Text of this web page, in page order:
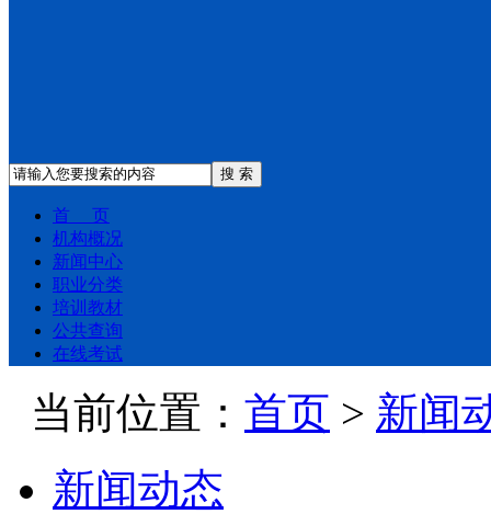
搜 索
首 页
机构概况
新闻中心
职业分类
培训教材
公共查询
在线考试
当前位置： 首页 > 新闻
新闻动态